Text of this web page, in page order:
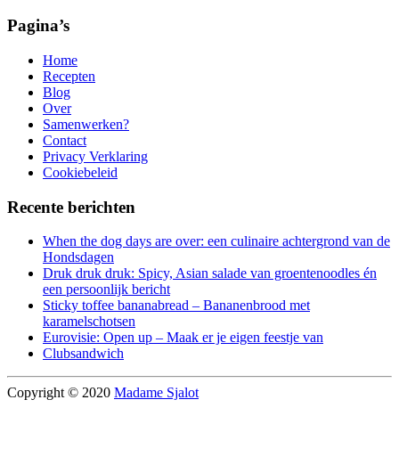
Pagina’s
Home
Recepten
Blog
Over
Samenwerken?
Contact
Privacy Verklaring
Cookiebeleid
Recente berichten
When the dog days are over: een culinaire achtergrond van de
Hondsdagen
Druk druk druk: Spicy, Asian salade van groentenoodles én
een persoonlijk bericht
Sticky toffee bananabread – Bananenbrood met
karamelschotsen
Eurovisie: Open up – Maak er je eigen feestje van
Clubsandwich
Copyright © 2020 Madame Sjalot